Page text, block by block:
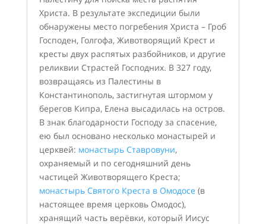
Христа. В результате экспедиции были
обнаружены место погребения Христа – Гроб
Господен, Голгофа, Животворящий Крест и
кресты двух распятых разбойников, и другие
реликвии Страстей Господних. В 327 году,
возвращаясь из Палестины в
Константинополь, застигнутая штормом у
берегов Кипра, Елена высадилась на остров.
В знак благодарности Господу за спасение,
ею был основано несколько монастырей и
церквей: монастырь Ставровуни,
охраняемый и по сегодняшний день
частицей Животворящего Креста;
монастырь Святого Креста в Омодосе (в
настоящее время церковь Омодос),
хранящий часть верёвки, который Иисус